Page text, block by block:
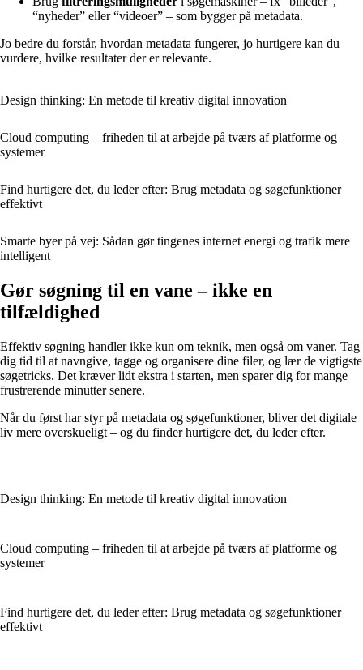
“nyheder” eller “videoer” – som bygger på metadata.
Jo bedre du forstår, hvordan metadata fungerer, jo hurtigere kan du
vurdere, hvilke resultater der er relevante.
Design thinking: En metode til kreativ digital innovation
Cloud computing – friheden til at arbejde på tværs af platforme og
systemer
Find hurtigere det, du leder efter: Brug metadata og søgefunktioner
effektivt
Smarte byer på vej: Sådan gør tingenes internet energi og trafik mere
intelligent
Gør søgning til en vane – ikke en
tilfældighed
Effektiv søgning handler ikke kun om teknik, men også om vaner. Tag
dig tid til at navngive, tagge og organisere dine filer, og lær de vigtigste
søgetricks. Det kræver lidt ekstra i starten, men sparer dig for mange
frustrerende minutter senere.
Når du først har styr på metadata og søgefunktioner, bliver det digitale
liv mere overskueligt – og du finder hurtigere det, du leder efter.
Design thinking: En metode til kreativ digital innovation
Cloud computing – friheden til at arbejde på tværs af platforme og
systemer
Find hurtigere det, du leder efter: Brug metadata og søgefunktioner
effektivt